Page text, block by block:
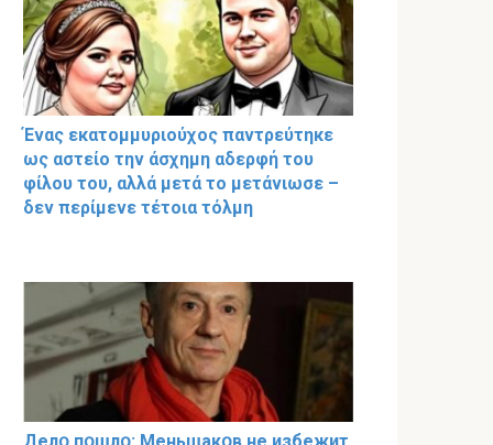
Ένας εκατομμυριούχος παντρεύτηκε
ως αστείο την άσχημη αδερφή του
φίλου του, αλλά μετά το μετάνιωσε –
δεν περίμενε τέτοια τόλμη